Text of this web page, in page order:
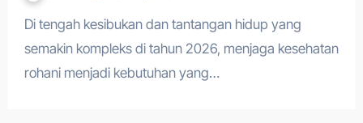
Di tengah kesibukan dan tantangan hidup yang
semakin kompleks di tahun 2026, menjaga kesehatan
rohani menjadi kebutuhan yang…